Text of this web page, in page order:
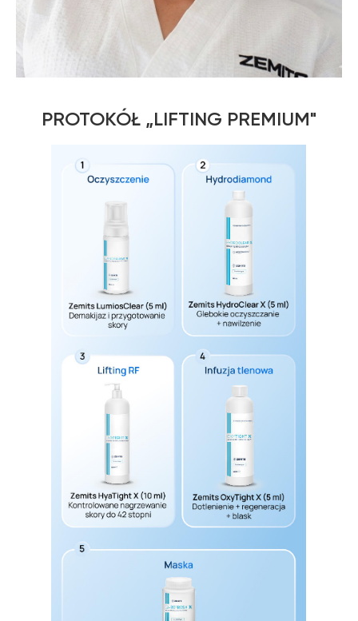
PROTOKÓŁ „LIFTING PREMIUM"